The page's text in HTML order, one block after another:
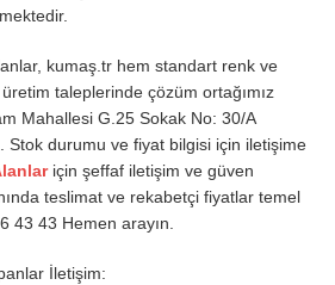
kumaş.tr hem standart renk ve
taleplerinde çözüm ortağımız
Mahallesi G.25 Sokak No: 30/A
Stok durumu ve fiyat bilgisi için iletişime
için şeffaf iletişim ve güven
teslimat ve rekabetçi fiyatlar temel
43 43 Hemen arayın.
İletişim: